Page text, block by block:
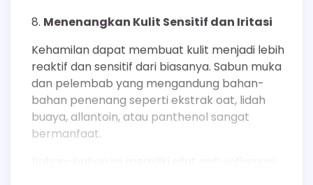
Menenangkan Kulit Sensitif dan Iritasi
Kehamilan dapat membuat kulit menjadi lebih
reaktif dan sensitif dari biasanya. Sabun muka
dan pelembab yang mengandung bahan-
bahan penenang seperti ekstrak oat, lidah
buaya, allantoin, atau panthenol sangat
bermanfaat.